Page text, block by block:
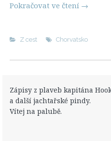
Pokračovat ve čtení →
Z cest Chorvatsko
Zápisy z plaveb kapitána
a další jachtařské pindy.
Vítej na palubě.